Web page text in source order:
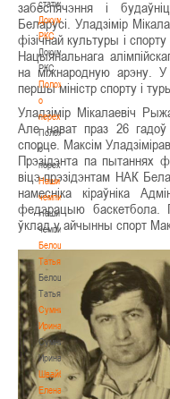
статистике
Документы
РКС
Документы
РКС
Положение
о
переходах
Положение
о
переходах
Наши
чемпионы
Наши
чемпионы
Белошапко
Татьяна
Белошапко
Татьяна
Сумникова
Ирина
Сумникова
Ирина
Швайбович
Елена
забеспячэння і
Беларусі. Уладзімір
фізічнай культуры і
Нацыянальнага
на міжнародную арэну.
першы міністр спорту і
Уладзімір Мікалаевіч
Але нават праз 26 гадоў
спорце. Максім
Прэзідэнта па пытаннях
віцэ-прэзідэнтам НАК
намесніка кіраўніка
федэрацыю баскетбола.
ўклад у айчынны спорт